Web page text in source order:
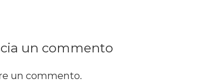
un commento
un commento.